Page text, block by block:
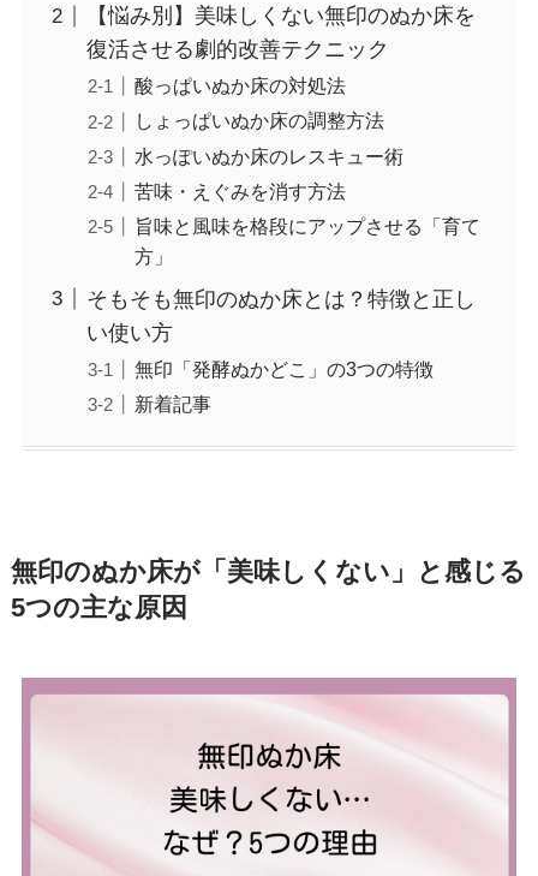
【悩み別】美味しくない無印のぬか床を
復活させる劇的改善テクニック
酸っぱいぬか床の対処法
しょっぱいぬか床の調整方法
水っぽいぬか床のレスキュー術
苦味・えぐみを消す方法
旨味と風味を格段にアップさせる「育て
方」
そもそも無印のぬか床とは？特徴と正し
い使い方
無印「発酵ぬかどこ」の3つの特徴
新着記事
無印のぬか床が「美味しくない」と感じる
5つの主な原因